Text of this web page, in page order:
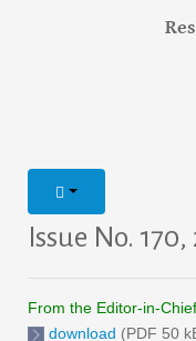
Issue No. 170,
From the Editor-in-Chief
download (PDF 50